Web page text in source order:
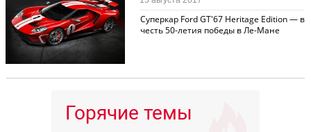
Суперкар Ford GT'67 Heritage Edition — в
честь 50-летия победы в Ле-Мане
Горячие темы